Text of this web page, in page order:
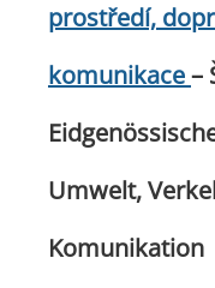
prostředí,
komunikace–
Umwelt,
Komunikation